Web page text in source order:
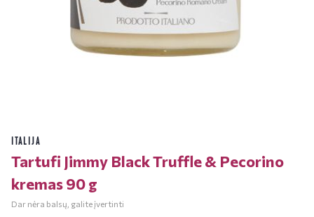
ITALIJA
Tartufi Jimmy Black Truffle & Pecorino
kremas 90 g
Dar nėra balsų, galite įvertinti